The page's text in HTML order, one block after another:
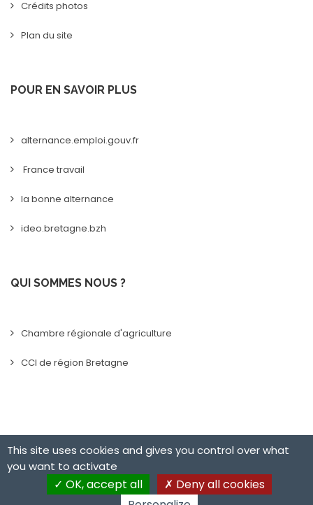
Crédits photos
Plan du site
POUR EN SAVOIR PLUS
alternance.emploi.gouv.fr
France travail
la bonne alternance
ideo.bretagne.bzh
QUI SOMMES NOUS ?
Chambre régionale d'agriculture
CCI de région Bretagne
Made with © 2019 Bretagne Alternance
This site uses cookies and gives you control over what
you want to activate
OK, accept all
Deny all cookies